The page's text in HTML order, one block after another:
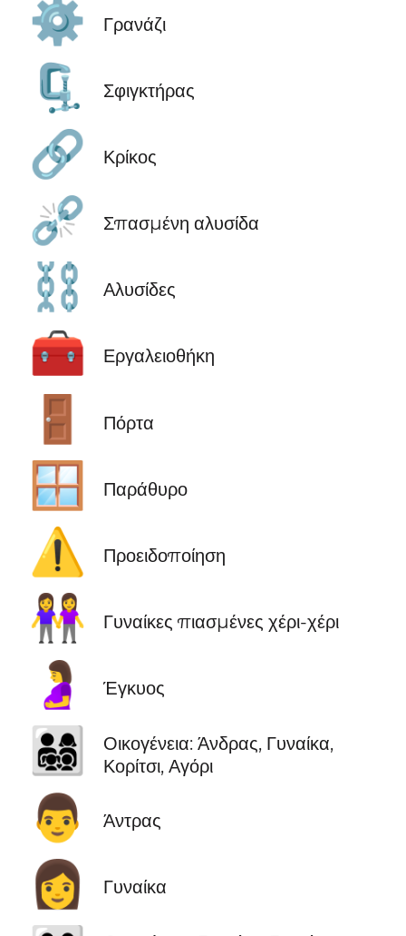
⚙️ Γρανάζι
🗜️ Σφιγκτήρας
🔗 Κρίκος
⛓️‍💥 Σπασμένη αλυσίδα
⛓️ Αλυσίδες
🧰 Εργαλειοθήκη
🚪 Πόρτα
🪟 Παράθυρο
⚠️ Προειδοποίηση
👭 Γυναίκες πιασμένες χέρι-χέρι
🤰 Έγκυος
👨‍👩‍👧‍👦
Οικογένεια: Άνδρας, Γυναίκα,
Κορίτσι, Αγόρι
👨 Άντρας
👩 Γυναίκα